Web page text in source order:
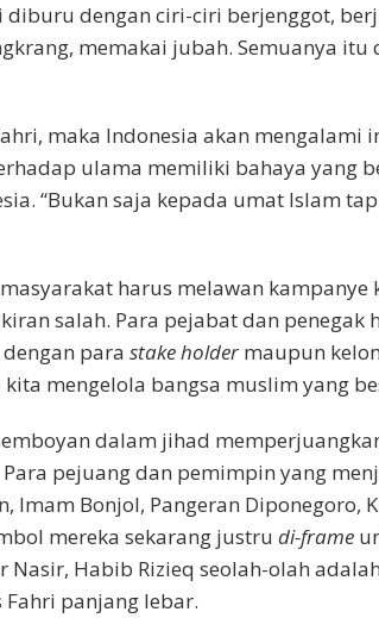
diburu dengan ciri-ciri berjenggot,
memakai jubah. Semuanya
maka Indonesia akan mengalami
ulama memiliki bahaya yang
“Bukan saja kepada umat Islam
harus melawan
salah. Para pejabat dan penegak
para stake holder maupun
mengelola bangsa muslim yang
dalam jihad
pejuang dan pemimpin yang
Imam Bonjol, Pangeran Diponegoro,
mereka sekarang justru di-frame
Nasir, Habib Rizieq seolah-olah
Fahri panjang lebar.